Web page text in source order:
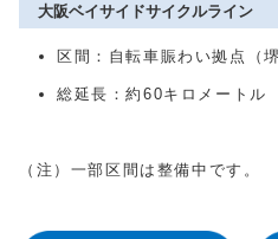
大阪ベイサイドサイクルライン
区間：自転車賑わい拠点（
総延長：約60キロメートル
（注）一部区間は整備中です。